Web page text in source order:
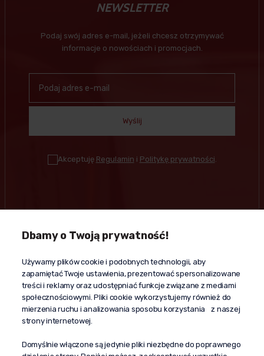
NEWSLETTER
Podaj swój adres e-mail, jeżeli chcesz otrzymywać
informacje o nowościach i promocjach.
Wyślij
Akceptuję Regulamin i Politykę prywatności.
Kontakt
+48 603 610 870
kontakt@propaganda24h.pl
“Propaganda"
al. Komisji Edukacji Narodowej 51/U5
02-797 Warszawa
Pomoc
Dbamy o Twoją prywatność!
Używamy plików cookie i podobnych technologii, aby
zapamiętać Twoje ustawienia, prezentować spersonalizowane
treści i reklamy oraz udostępniać funkcje związane z mediami
społecznościowymi. Pliki cookie wykorzystujemy również do
mierzenia ruchu i analizowania sposobu korzystania z naszej
strony internetowej.
Domyślnie włączone są jedynie pliki niezbędne do poprawnego